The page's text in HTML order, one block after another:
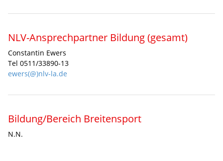
NLV-Ansprechpartner Bildung (gesamt)
Constantin Ewers
Tel 0511/33890-13
ewers(@)nlv-la.de
Bildung/Bereich Breitensport
N.N.